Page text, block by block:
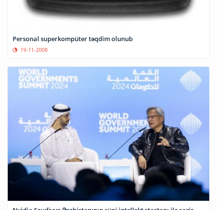
Personal superkompüter təqdim olunub
19-11-2008